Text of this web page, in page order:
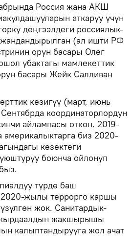
Россия жана АКШ
аткаруу үчүн
деңгээлдеги россиялык-
(ал ишти РФ
орун басары Олег
убактагы мамлекеттик
басары Жейк Салливан
кезигүү (март, июнь
координаторлордун
айлампасы өткөн. 2019-
биз 2020-
кезектеги
боюнча ойлонуп
түрдө баш
жылы террорго каршы
жок. Санитардык-
жакшырышы
калыптандырууга жол ачат